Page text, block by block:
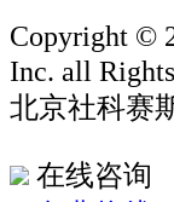
Copyright ©
Inc. all
北京社科赛
在线咨询